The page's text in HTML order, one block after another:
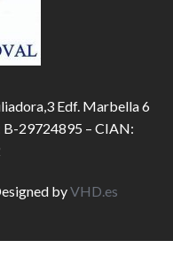
Edf. Marbella 6
29724895 – CIAN:
byVHD.es